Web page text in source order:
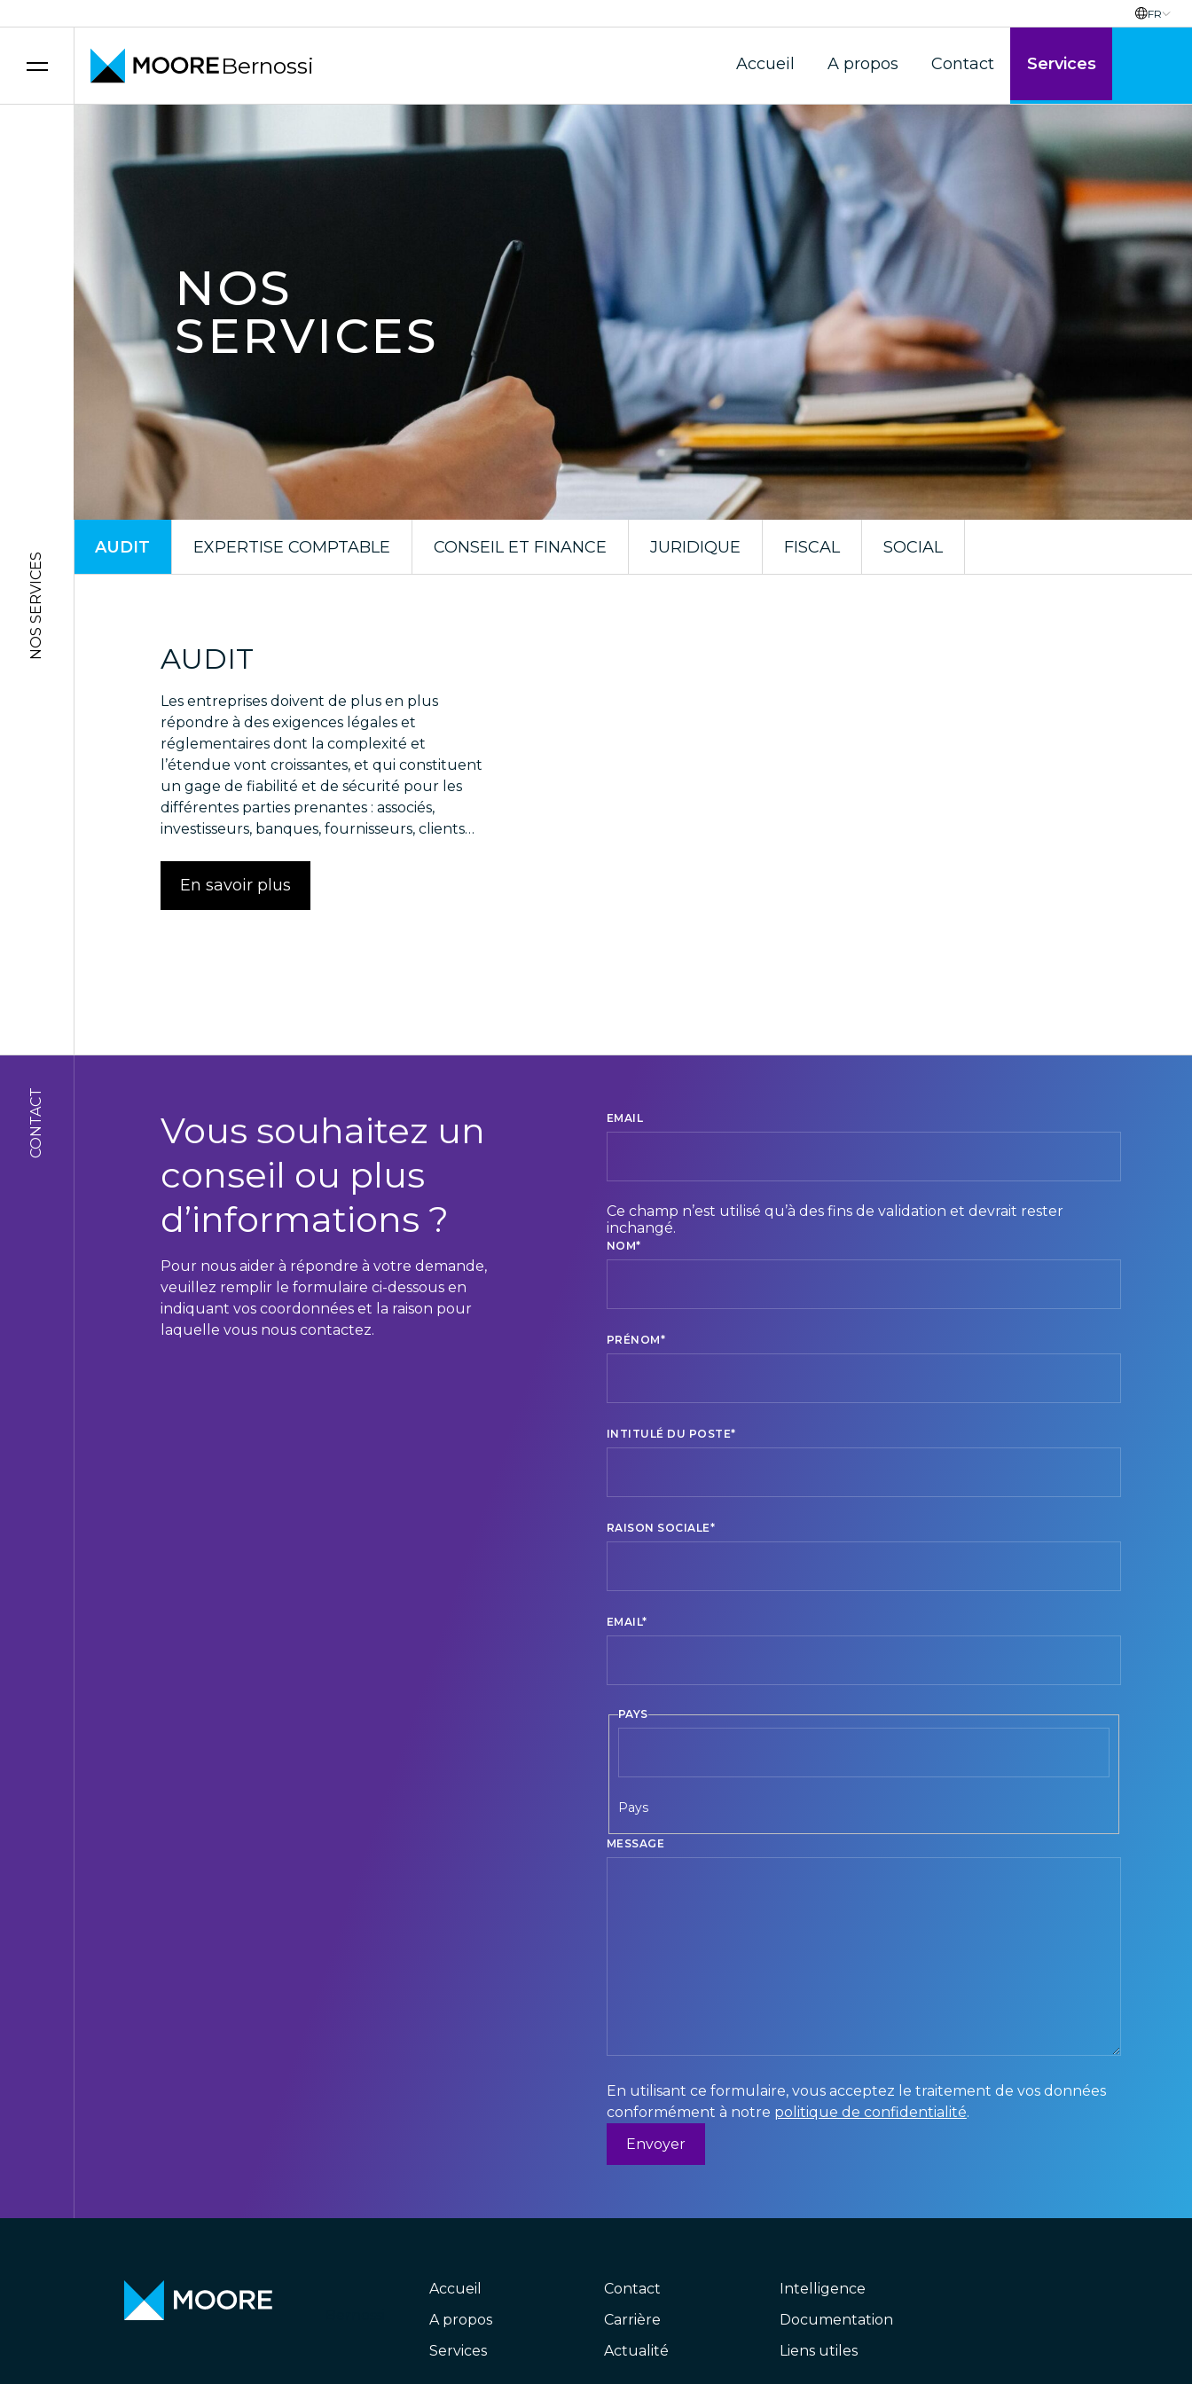
FR
Bernossi Accueil A propos Contact Services
NOS
SERVICES
NOS SERVICES
AUDIT EXPERTISE COMPTABLE CONSEIL ET FINANCE JURIDIQUE FISCAL SOCIAL
AUDIT
Les entreprises doivent de plus en plus
répondre à des exigences légales et
réglementaires dont la complexité et
l’étendue vont croissantes, et qui constituent
un gage de fiabilité et de sécurité pour les
différentes parties prenantes : associés,
investisseurs, banques, fournisseurs, clients…
En savoir plus
CONTACT
Vous souhaitez un
conseil ou plus
d’informations ?
Pour nous aider à répondre à votre demande,
veuillez remplir le formulaire ci-dessous en
indiquant vos coordonnées et la raison pour
laquelle vous nous contactez.
EMAIL
Ce champ n’est utilisé qu’à des fins de validation et devrait rester
inchangé.
NOM*
PRÉNOM*
INTITULÉ DU POSTE*
RAISON SOCIALE*
EMAIL*
PAYS
Pays
MESSAGE
En utilisant ce formulaire, vous acceptez le traitement de vos données
conformément à notre politique de confidentialité.
Accueil
A propos
Services
Contact
Carrière
Actualité
Intelligence
Documentation
Liens utiles